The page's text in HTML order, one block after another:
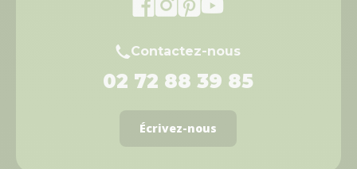
Contactez-nous
02 72 88 39 85
Écrivez-nous